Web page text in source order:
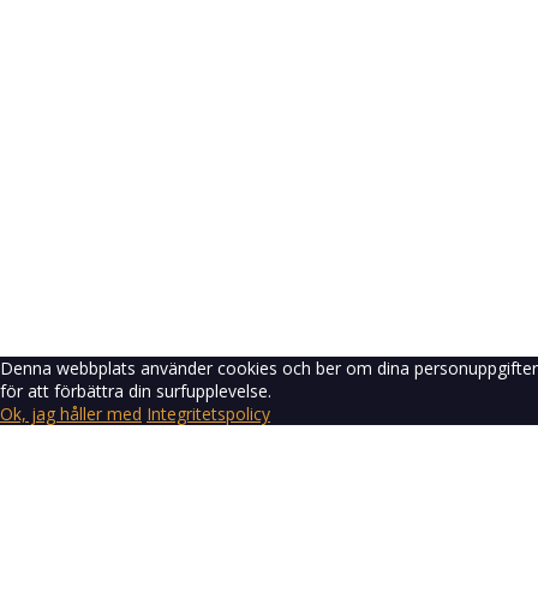
Denna webbplats använder cookies och ber om dina personuppgifter
för att förbättra din surfupplevelse.
Ok, jag håller med Integritetspolicy